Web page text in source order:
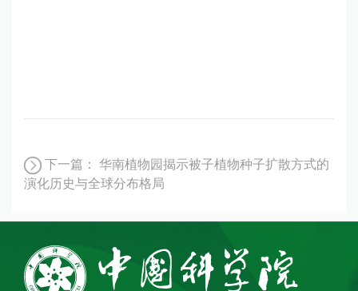
下一篇：
华南植物园揭示被子植物种子扩散方式的
演化历史与全球分布格局